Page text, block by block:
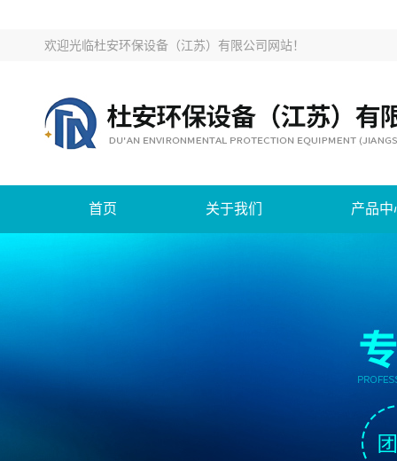
欢迎光临杜安环保设备（江苏）有限公司网站！
首页 关于我们 产品中